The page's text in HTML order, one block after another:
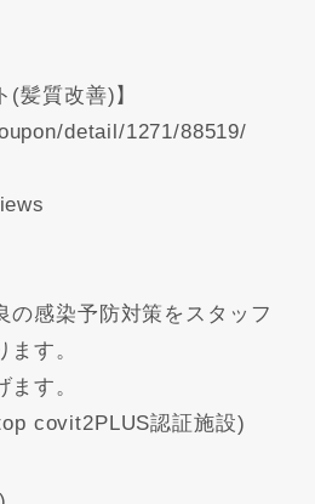
(髪質改善)】
detail/1271/88519/
の感染予防対策をスタッフ
す。
す。
covit2PLUS認証施設)